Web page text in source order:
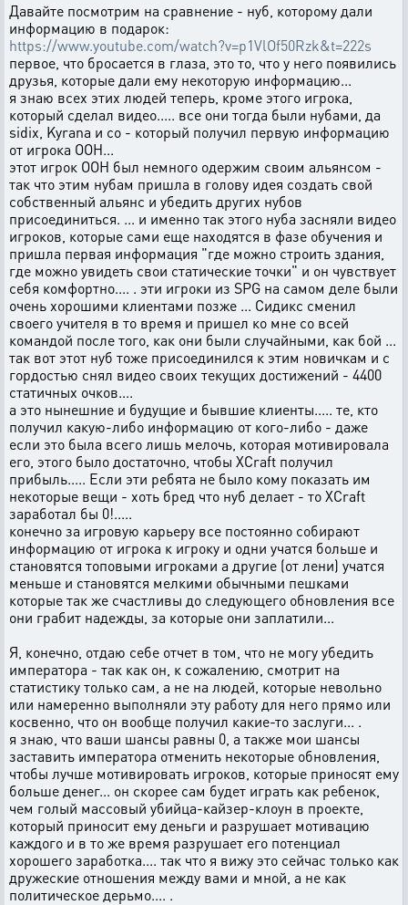
Давайте посмотрим на сравнение - нуб, которому дали
информацию в подарок:
https://www.youtube.com/watch?v=p1VlOf50Rzk&t=222s
первое, что бросается в глаза, это то, что у него появились
друзья, которые дали ему некоторую информацию...
я знаю всех этих людей теперь, кроме этого игрока,
который сделал видео..... все они тогда были нубами, да
sidix, Kyrana и co - который получил первую информацию
от игрока ООН...
этот игрок ООН был немного одержим своим альянсом -
так что этим нубам пришла в голову идея создать свой
собственный альянс и убедить других нубов
присоединиться. ... и именно так этого нуба засняли видео
игроков, которые сами еще находятся в фазе обучения и
пришла первая информация "где можно строить здания,
где можно увидеть свои статические точки" и он чувствует
себя комфортно.... . эти игроки из SPG на самом деле были
очень хорошими клиентами позже ... Сидикс сменил
своего учителя в то время и пришел ко мне со всей
командой после того, как они были случайными, как бой ...
так вот этот нуб тоже присоединился к этим новичкам и с
гордостью снял видео своих текущих достижений - 4400
статичных очков....
а это нынешние и будущие и бывшие клиенты..... те, кто
получил какую-либо информацию от кого-либо - даже
если это была всего лишь мелочь, которая мотивировала
его, этого было достаточно, чтобы XCraft получил
прибыль..... Если эти ребята не было кому показать им
некоторые вещи - хоть бред что нуб делает - то XCraft
заработал бы 0!.....
конечно за игровую карьеру все постоянно собирают
информацию от игрока к игроку и одни учатся больше и
становятся топовыми игроками а другие (от лени) учатся
меньше и становятся мелкими обычными пешками
которые так же счастливы до следующего обновления все
они грабит надежды, за которые они заплатили...
Я, конечно, отдаю себе отчет в том, что не могу убедить
императора - так как он, к сожалению, смотрит на
статистику только сам, а не на людей, которые невольно
или намеренно выполняли эту работу для него прямо или
косвенно, что он вообще получил какие-то заслуги... .
я знаю, что ваши шансы равны 0, а также мои шансы
заставить императора отменить некоторые обновления,
чтобы лучше мотивировать игроков, которые приносят ему
больше денег... он скорее сам будет играть как ребенок,
чем голый массовый убийца-кайзер-клоун в проекте,
который приносит ему деньги и разрушает мотивацию
каждого и в то же время разрушает его потенциал
хорошего заработка.... так что я вижу это сейчас только как
дружеские отношения между вами и мной, а не как
политическое дерьмо.... .